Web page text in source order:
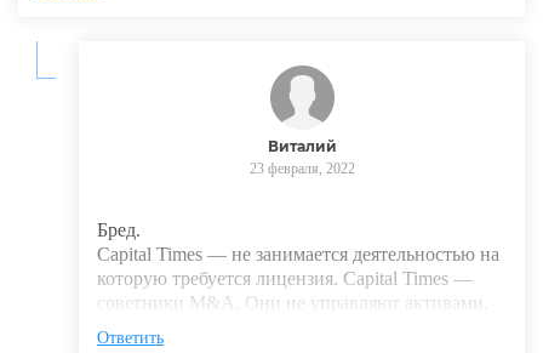
Виталий
23 февраля, 2022
Бред.
Capital Times — не занимается деятельностью на
которую требуется лицензия. Capital Times —
советники M&A. Они не управляют активами.
Ответить